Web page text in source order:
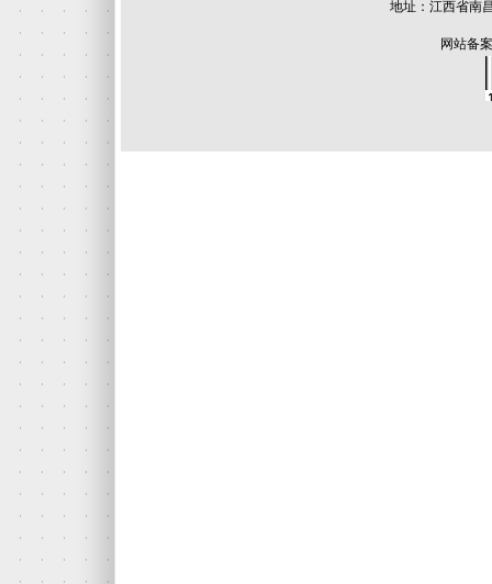
地址：江西省南
网站备